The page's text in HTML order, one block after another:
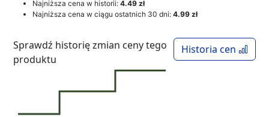
Najniższa cena w historii: 4.49 zł
Najniższa cena w ciągu ostatnich 30 dni: 4.99 zł
Historia cen
Sprawdź historię zmian ceny tego
produktu